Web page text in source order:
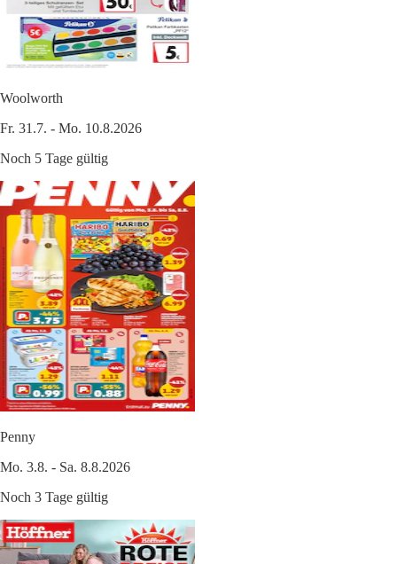
Woolworth
Fr. 31.7. - Mo. 10.8.2026
Noch 5 Tage gültig
Penny
Mo. 3.8. - Sa. 8.8.2026
Noch 3 Tage gültig